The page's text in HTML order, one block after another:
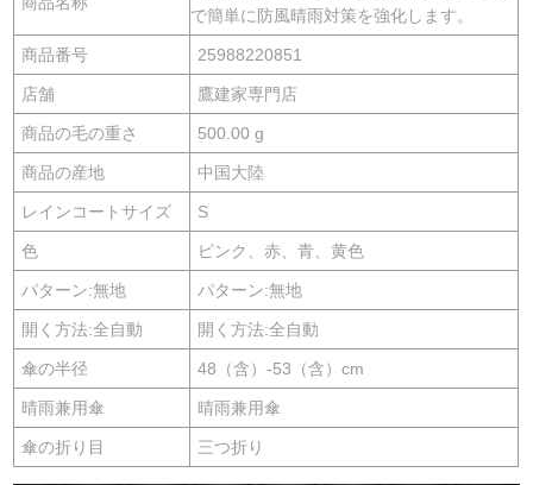
で簡単に防風晴雨対策を強化します。
商品番号 25988220851
店舗 鷹建家専門店
商品の毛の重さ 500.00 g
商品の産地 中国大陸
レインコートサイズ S
色 ピンク、赤、青、黄色
パターン:無地 パターン:無地
開く方法:全自動 開く方法:全自動
傘の半径 48（含）-53（含）cm
晴雨兼用傘 晴雨兼用傘
傘の折り目 三つ折り